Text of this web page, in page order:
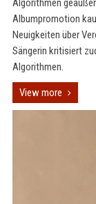
Algorithmen
Albumpromotion
Neuigkeiten über
Sängerin kritisiert
Algorithmen.
View more